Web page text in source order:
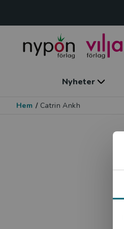
Nyheter
Hem / Catrin Ankh